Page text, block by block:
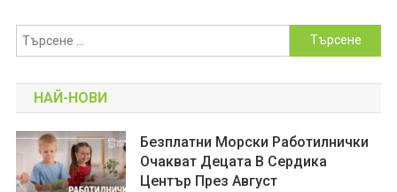
Търсене
за:
НАЙ-НОВИ
Безплатни Морски Работилнички
Очакват Децата В Сердика
Център През Август